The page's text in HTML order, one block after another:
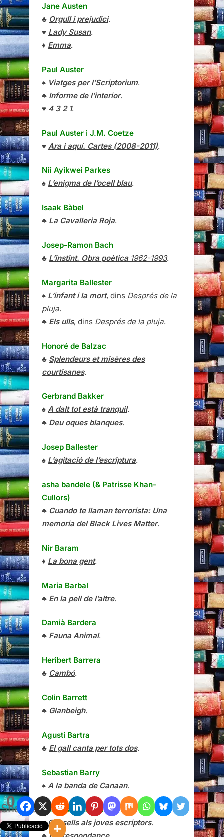
0
Shares
Jane Austen
♣ Orgull i prejudici.
♥ Lady Susan.
♦ Emma.
Paul Auster
♠ Viatges per l’Scriptorium.
♣ Informe de l’interior.
♥ 4 3 2 1.
Paul Auster i J.M. Coetze
♥ Ara i aquí. Cartes (2008-2011).
Nii Ayikwei Parkes
♠ L’enigma de l’ocell blau.
Isaak Bàbel
♣ La Cavalleria Roja.
Josep-Ramon Bach
♣ L’instint. Obra poètica1962-1993.
Margarita Ballester
♠ L’infant i la mort, dins Després de la
pluja.
♣ Els ulls, dins Després de la pluja.
Honoré de Balzac
♣ Splendeurs et misères des
courtisanes.
Gerbrand Bakker
♠ A dalt tot està tranquil.
♣ Deu oques blanques.
Josep Ballester
♠ L’agitació de l’escriptura.
asha bandele (& Patrisse Khan-
Cullors)
♣ Cuando te llaman terrorista: Una
memoria del Black Lives Matter.
Nir Baram
♦ La bona gent.
Maria Barbal
♣ En la pell de l’altre.
Damià Bardera
♣ Fauna Animal.
Heribert Barrera
♣ Cambó.
Colin Barrett
♣ Glanbeigh.
Agustí Bartra
♣ El gall canta per tots dos.
Sebastian Barry
♠ A la banda de Canaan.
Charles Baudelaire
♠Consells als joves escriptors.